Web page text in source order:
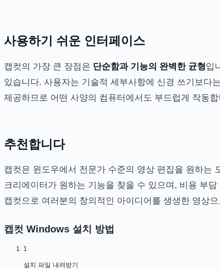
사용하기 쉬운 인터페이스
캡컷의 가장 큰 장점은 단순함과 기능의 완벽한 균형입
있습니다. 사용자는 기술적 세부사항에 신경 쓰기보다는
제공하므로 어떤 사양의 컴퓨터에서도 부드럽게 작동
추천합니다
캡컷은 윈도우에서 전문가 수준의 영상 편집을 원하는
크리에이터가 원하는 기능을 찾을 수 있으며, 비용 부
캡컷으로 여러분의 창의적인 아이디어를 생생한 영상
캡컷 Windows 설치 방법
1
설치 파일 내려받기